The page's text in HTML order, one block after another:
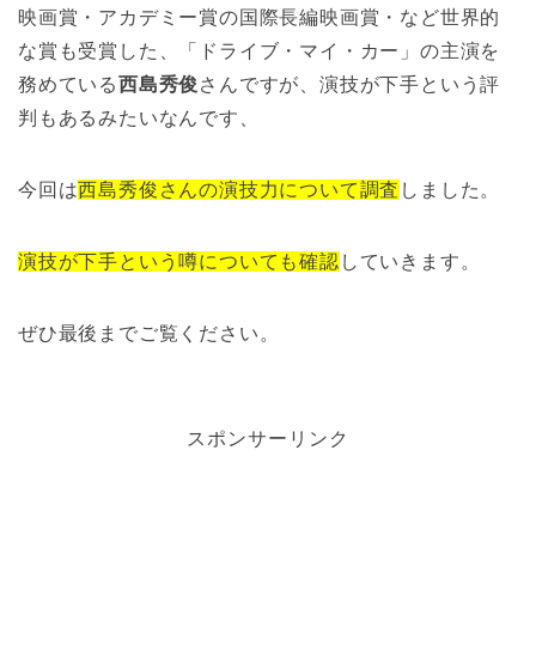
映画賞・アカデミー賞の国際長編映画賞・など世界的
な賞も受賞した、「ドライブ・マイ・カー」の主演を
務めている西島秀俊 さんですが、演技が下手という評
判もあるみたいなんです、
今回は西島秀俊さんの演技力について調査 しました。
演技が下手という噂についても確認 していきます。
ぜひ最後までご覧ください。
スポンサーリンク